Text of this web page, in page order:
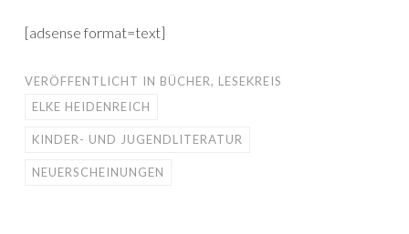
[adsense format=text]
VERÖFFENTLICHT IN BÜCHER, LESEKREIS
ELKE HEIDENREICH
KINDER- UND JUGENDLITERATUR
NEUERSCHEINUNGEN